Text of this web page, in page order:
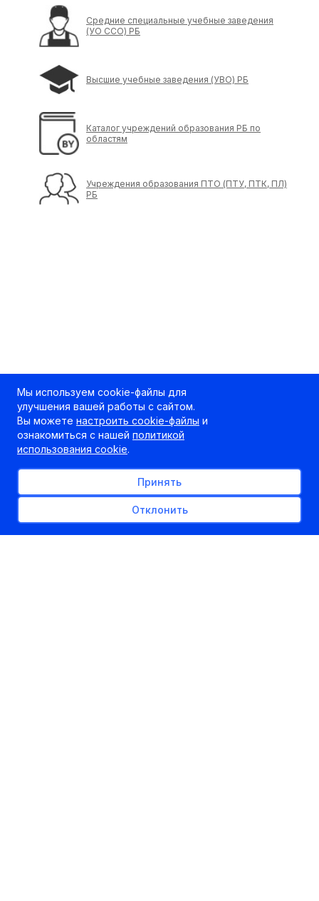
Средние специальные учебные заведения
(УО ССО) РБ
Высшие учебные заведения (УВО) РБ
Каталог учреждений образования РБ по
областям
Учреждения образования ПТО (ПТУ, ПТК, ПЛ)
РБ
Мы используем cookie-файлы для
улучшения вашей работы с сайтом.
Вы можете настроить cookie-файлы и
ознакомиться с нашей политикой
использования cookie.
Принять
Отклонить